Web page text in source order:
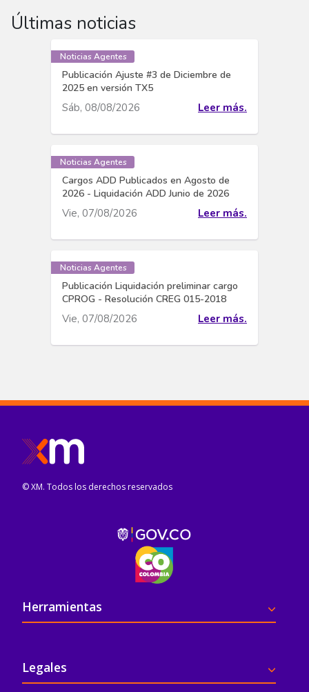
Últimas noticias
Noticias Agentes
Publicación Ajuste #3 de Diciembre de
2025 en versión TX5
Sáb, 08/08/2026 Leer más.
Noticias Agentes
Cargos ADD Publicados en Agosto de
2026 - Liquidación ADD Junio de 2026
Vie, 07/08/2026 Leer más.
Noticias Agentes
Publicación Liquidación preliminar cargo
CPROG - Resolución CREG 015-2018
Vie, 07/08/2026 Leer más.
© XM. Todos los derechos reservados
Pie de página
Herramientas
Legales